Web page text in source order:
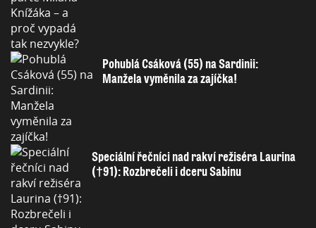
Pohublá Csáková (55) na Sardinii:
Manžela vyměnila za zajíčka!
Speciální řečníci nad rakví režiséra Laurina
(†91): Rozbrečeli i dceru Sabinu